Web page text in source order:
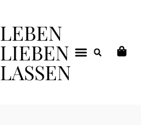
LEBEN
LIEBEN
LASSEN